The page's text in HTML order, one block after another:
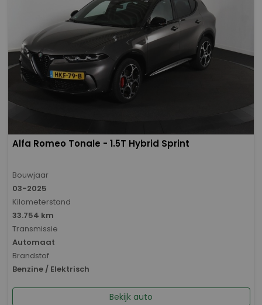
Alfa Romeo Tonale - 1.5T Hybrid Sprint
Bouwjaar
03-2025
Kilometerstand
33.754 km
Transmissie
Automaat
Brandstof
Benzine / Elektrisch
Bekijk auto